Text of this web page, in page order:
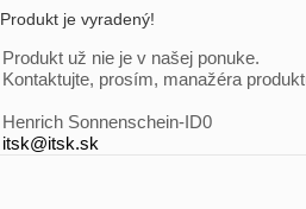
Produkt je vyradený!
Produkt už nie je v našej ponuke.
Kontaktujte, prosím, manažéra
Henrich Sonnenschein-ID0
itsk@itsk.sk